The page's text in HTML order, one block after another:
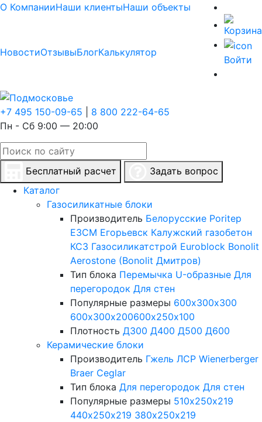
О КомпанииНаши клиентыНаши объекты
НовостиОтзывыБлогКалькулятор
Войти
+7 495 150-09-65
8 800 222-64-65
Пн - Сб 9:00 — 20:00
Бесплатный расчет
Задать вопрос
Каталог
Газосиликатные блоки
Производитель Белорусские Poritep
ЕЗСМ Егорьевск Калужский газобетон
КСЗ Газосиликатстрой Euroblock Bonolit
Aerostone (Bonolit Дмитров)
Тип блока Перемычка U-образные Для
перегородок Для стен
Популярные размеры 600х300х300
600х300х200600х250х100
Плотность Д300 Д400 Д500 Д600
Керамические блоки
Производитель Гжель ЛСР Wienerberger
Braer Ceglar
Тип блока Для перегородок Для стен
Популярные размеры 510х250х219
440х250х219 380х250х219